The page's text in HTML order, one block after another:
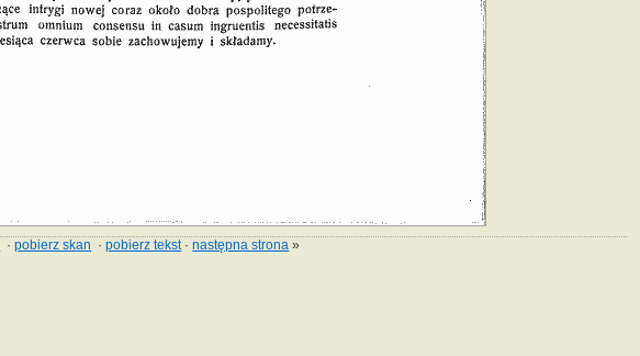
·pobierz skan ·pobierz tekst·następna strona »